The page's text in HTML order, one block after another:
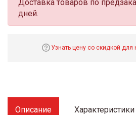
Доставка товаров по
дней.
Узнать цену со скидкой
Описание Характеристики